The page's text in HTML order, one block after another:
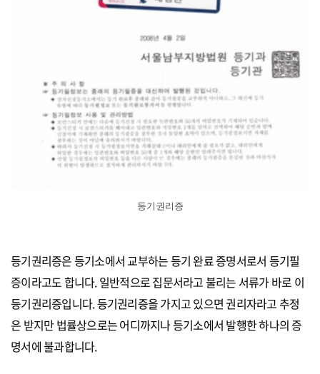
등기권리증
등기권리증은 등기소에서 교부하는등기 완료 증명서로서 등기필
증이라고도 합니다. 일반적으로 집문서라고 불리는 서류가 바로 이
등기권리증입니다. 등기권리증을 가지고 있으면 권리자라고 추정
은 받지만 법률상으로는 어디까지나 등기소에서 발행한 하나의 증
명서에 불과합니다.